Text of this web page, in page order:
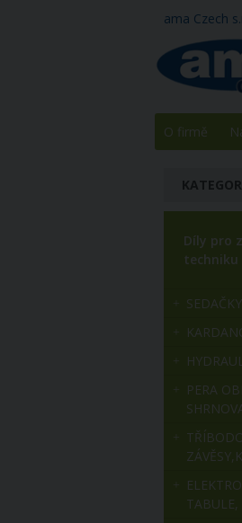
ama Czech
O firmě
Díly pro zemědělskou
techniku
PERA OBRACEČE,
TŘÍBODOVÉ
ELEKTRO DÍLY, REFLEXNÍ
TABULE,